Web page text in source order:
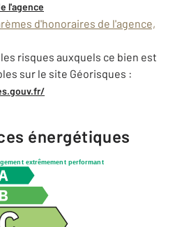
l'agence
d'honoraires de l'agence,
risques auxquels ce bien est
sur le site Géorisques :
énergétiques
extrêmement performant